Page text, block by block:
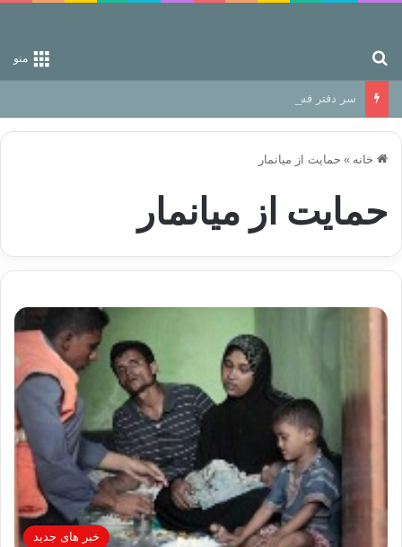
منو
سر دفتر فساد در زمین‌، دوری وکناره‌گیری از راه خداست‌!
خانه » حمایت از میانمار
حمایت از میانمار
خبر های جدید